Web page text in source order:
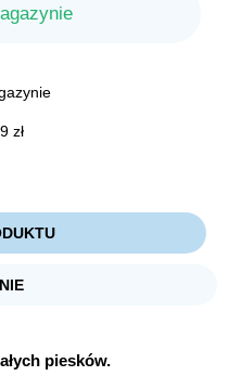
zł
piesków.